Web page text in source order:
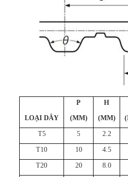
LOẠI DÂY
P
(MM)
H
(MM)
T5 5 2.2
T10 10 4.5
T20 20 8.0